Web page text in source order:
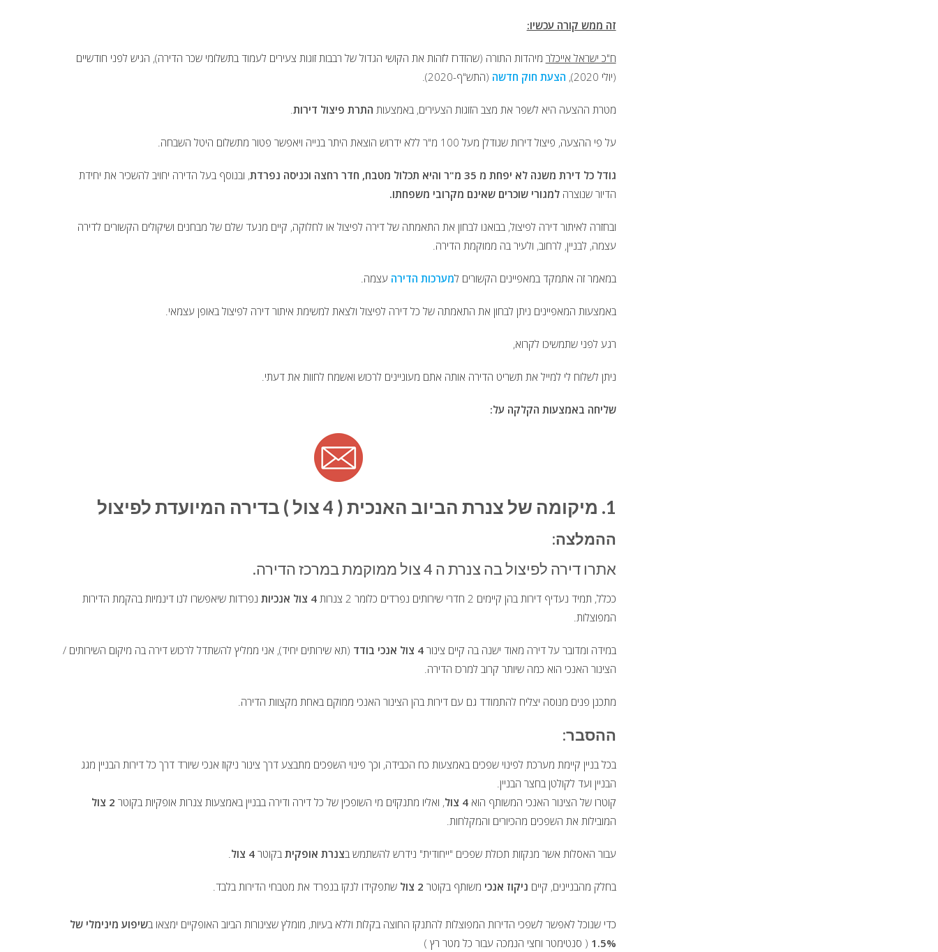
זה ממש קורה עכשיו:
ח"כ ישראל אייכלר מיהדות התורה (שהזדרז לזהות את הקושי הגדול של רבבות זוגות צעירים לעמוד בתשלומי שכר הדירה), הגיש לפני חודשיים
(יולי 2020),
הצעת חוק חדשה (התש"ף-2020).
מטרת ההצעה היא לשפר את מצב הזוגות הצעירים, באמצעות התרת פיצול דירות.
על פי ההצעה, פיצול דירות שגודלן מעל 100 מ"ר ללא ידרוש הוצאת היתר בנייה ויאפשר פטור מתשלום היטל השבחה.
גודל כל דירת משנה לא יפחת מ 35 מ"ר והיא תכלול מטבח, חדר רחצה וכניסה נפרדת
, ובנוסף בעל הדירה יחויב להשכיר את יחידת
הדיור שנוצרהלמגורי שוכרים שאינם מקרובי משפחתו.
ובחזרה לאיתור דירה לפיצול, בבואנו לבחון את התאמתה של דירה לפיצול או לחלוקה, קיים מנעד שלם של מבחנים ושיקולים הקשורים לדירה
עצמה, לבניין, לרחוב, ולעיר בה ממוקמת הדירה.
במאמר זה אתמקד במאפיינים הקשורים למערכות הדירה עצמה.
באמצעות המאפיינים ניתן לבחון את התאמתה של כל דירה לפיצול ולצאת למשימת איתור דירה לפיצול באופן עצמאי.
רגע לפני שתמשיכו לקרוא,
ניתן לשלוח לי למייל את תשריט הדירה אותה אתם מעוניינים לרכוש ואשמח לחוות את דעתי.
שליחה באמצעות הקלקה על:
1. מיקומה של צנרת הביוב האנכית ( 4 צול ) בדירה המיועדת לפיצול
ההמלצה:
אתרו דירה לפיצול בה צנרת ה 4 צול ממוקמת במרכז הדירה.
ככלל, תמיד נעדיף דירות בהן קיימים 2 חדרי שירותים נפרדים כלומר 2 צנרות 4 צול אנכיות נפרדות שיאפשרו לנו דינמיות בהקמת הדירות
המפוצלות.
במידה ומדובר על דירה מאוד ישנה בה קיים צינור 4 צול אנכי בודד
(תא שירותים יחיד), אני ממליץ להשתדל לרכוש דירה בה מיקום השירותים /
הצינור האנכי הוא כמה שיותר קרוב למרכז הדירה.
מתכנן פנים מנוסה יצליח להתמודד גם עם דירות בהן הצינור האנכי ממוקם באחת מקצוות הדירה.
ההסבר:
בכל בניין קיימת מערכת לפינוי שפכים באמצעות כח הכבידה, וכך פינוי השפכים מתבצע דרך צינור ניקוז אנכי שיורד דרך כל דירות הבניין מגג
הבניין ועד לקולטן בחצר הבניין.
קוטרו של הצינור האנכי המשותף הוא4 צול , ואליו מתנקזים מי השופכין של כל דירה ודירה בבניין באמצעות צנרות אופקיות בקוטר 2 צול
המובילות את השפכים מהכיורים והמקלחות.
עבור האסלות אשר מנקזות תכולת שפכים "ייחודית" נידרש להשתמש בצנרת אופקיתבקוטר4 צול .
בחלק מהבניינים, קיים ניקוז אנכי משותף בקוטר 2 צול שתפקידו לנקז בנפרד את מטבחי הדירות בלבד.
כדי שנוכל לאפשר לשפכי הדירות המפוצלות להתנקז החוצה בקלות וללא בעיות, מומלץ שצינורות הביוב האופקיים ימצאו בשיפוע מינימלי של
1.5% ( סנטימטר וחצי הנמכה עבור כל מטר רץ )